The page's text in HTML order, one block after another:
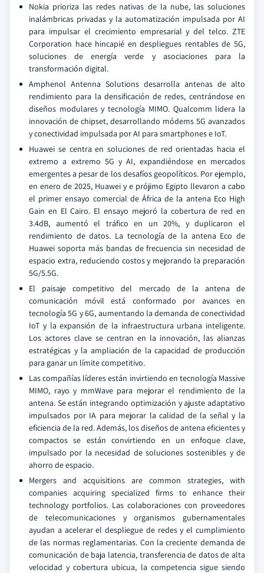
Nokia prioriza las redes nativas de la nube, las soluciones
inalámbricas privadas y la automatización impulsada por AI
para impulsar el crecimiento empresarial y del telco. ZTE
Corporation hace hincapié en despliegues rentables de 5G,
soluciones de energía verde y asociaciones para la
transformación digital.
Amphenol Antenna Solutions desarrolla antenas de alto
rendimiento para la densificación de redes, centrándose en
diseños modulares y tecnología MIMO. Qualcomm lidera la
innovación de chipset, desarrollando módems 5G avanzados
y conectividad impulsada por AI para smartphones e IoT.
Huawei se centra en soluciones de red orientadas hacia el
extremo a extremo 5G y AI, expandiéndose en mercados
emergentes a pesar de los desafíos geopolíticos. Por ejemplo,
en enero de 2025, Huawei y e prójimo Egipto llevaron a cabo
el primer ensayo comercial de África de la antena Eco High
Gain en El Cairo. El ensayo mejoró la cobertura de red en
3.4dB, aumentó el tráfico en un 20%, y duplicaron el
rendimiento de datos. La tecnología de la antena Eco de
Huawei soporta más bandas de frecuencia sin necesidad de
espacio extra, reduciendo costos y mejorando la preparación
5G/5.5G.
El paisaje competitivo del mercado de la antena de
comunicación móvil está conformado por avances en
tecnología 5G y 6G, aumentando la demanda de conectividad
IoT y la expansión de la infraestructura urbana inteligente.
Los actores clave se centran en la innovación, las alianzas
estratégicas y la ampliación de la capacidad de producción
para ganar un límite competitivo.
Las compañías líderes están invirtiendo en tecnología Massive
MIMO, rayo y mmWave para mejorar el rendimiento de la
antena. Se están integrando optimización y ajuste adaptativo
impulsados por IA para mejorar la calidad de la señal y la
eficiencia de la red. Además, los diseños de antena eficientes y
compactos se están convirtiendo en un enfoque clave,
impulsado por la necesidad de soluciones sostenibles y de
ahorro de espacio.
Mergers and acquisitions are common strategies, with
companies acquiring specialized firms to enhance their
technology portfolios. Las colaboraciones con proveedores
de telecomunicaciones y organismos gubernamentales
ayudan a acelerar el despliegue de redes y el cumplimiento
de las normas reglamentarias. Con la creciente demanda de
comunicación de baja latencia, transferencia de datos de alta
velocidad y cobertura ubicua, la competencia sigue siendo